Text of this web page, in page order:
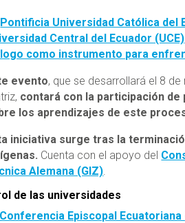
Pontificia Universidad Católica del
Central del Ecuador (UCE)
como instrumento para
evento, que se desarrollará el 8
contará con la participación
los aprendizajes de este
iniciativa surge tras la
Cuenta con el apoyo del
Alemana (GIZ).
de las universidades
Conferencia Episcopal Ecuatoriana